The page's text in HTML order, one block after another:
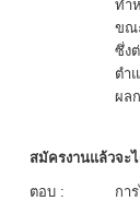
ทำ
ขณ
ซึ่ง
ตำ
ผล
สมัครงานแล้วจะ
ตอบ :
กา